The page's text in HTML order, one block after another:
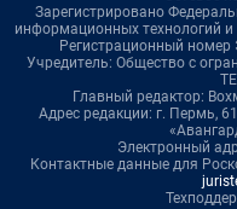
Зарегистрировано
информационных технологий
Регистрационный
Учредитель: Общество с
Главный редактор:
Адрес редакции: г. Пермь,
Электронный
Контактные данные для